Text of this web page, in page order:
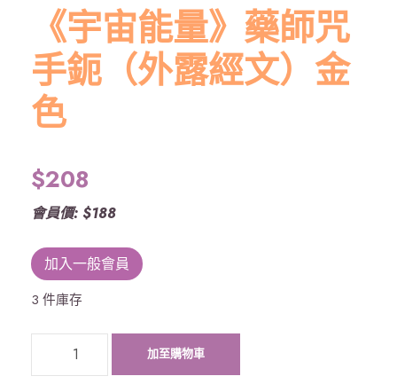
《宇宙能量》藥師咒
手鈪（外露經文）金
色
$208
會員價: $188
加入一般會員
3 件庫存
加至購物車